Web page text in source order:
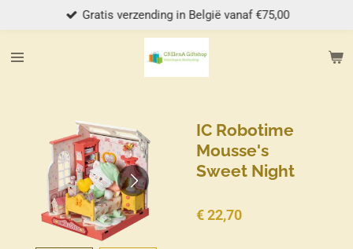
direct
naar
Gratis verzending in België vanaf €75,00
IC Robotime
Mousse's
Sweet Night
€ 22,70